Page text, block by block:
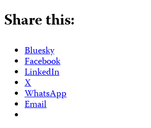
Share this:
Bluesky
Facebook
LinkedIn
X
WhatsApp
Email